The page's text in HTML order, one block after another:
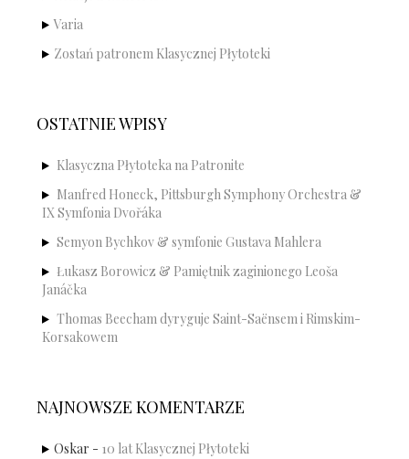
Varia
Zostań patronem Klasycznej Płytoteki
OSTATNIE WPISY
Klasyczna Płytoteka na Patronite
Manfred Honeck, Pittsburgh Symphony Orchestra &
IX Symfonia Dvořáka
Semyon Bychkov & symfonie Gustava Mahlera
Łukasz Borowicz & Pamiętnik zaginionego Leoša
Janáčka
Thomas Beecham dyryguje Saint-Saënsem i Rimskim-
Korsakowem
NAJNOWSZE KOMENTARZE
Oskar - 10 lat Klasycznej Płytoteki